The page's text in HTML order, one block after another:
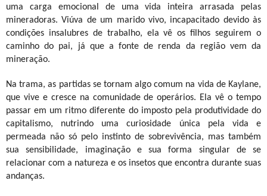
uma carga emocional de uma vida inteira arrasada pelas
mineradoras. Viúva de um marido vivo, incapacitado devido às
condições insalubres de trabalho, ela vê os filhos seguirem o
caminho do pai, já que a fonte de renda da região vem da
mineração.
Na trama, as partidas se tornam algo comum na vida de Kaylane,
que vive e cresce na comunidade de operários. Ela vê o tempo
passar em um ritmo diferente do imposto pela produtividade do
capitalismo, nutrindo uma curiosidade única pela vida e
permeada não só pelo instinto de sobrevivência, mas também
sua sensibilidade, imaginação e sua forma singular de se
relacionar com a natureza e os insetos que encontra durante suas
andanças.